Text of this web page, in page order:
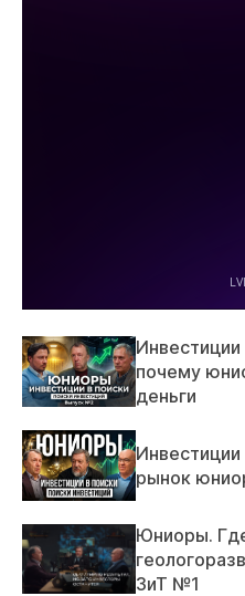
Инвестиции
почему
деньги
Инвестиции
рынок
Юниоры.
ЗиТ №1